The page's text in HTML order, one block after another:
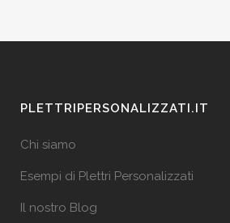
PLETTRIPERSONALIZZATI.IT
Chi siamo
Esempi di Plettri Personalizzati
Il nostro Blog